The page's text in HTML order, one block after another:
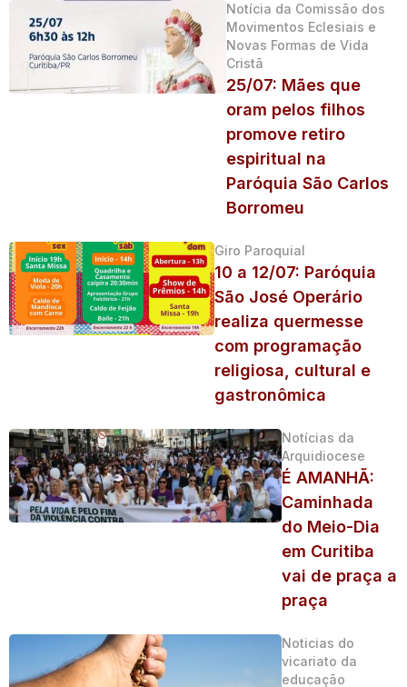
Notícia da Comissão dos
Movimentos Eclesiais e
Novas Formas de Vida
Cristã
25/07: Mães que
oram pelos filhos
promove retiro
espiritual na
Paróquia São Carlos
Borromeu
Giro Paroquial
10 a 12/07: Paróquia
São José Operário
realiza quermesse
com programação
religiosa, cultural e
gastronômica
Notícias da
Arquidiocese
É AMANHÃ:
Caminhada
do Meio-Dia
em Curitiba
vai de praça a
praça
Noticias do
vicariato da
educação